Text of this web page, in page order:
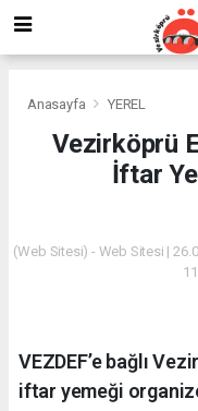
Anasayfa YEREL
Vezirköprü
İftar
(Web Sitesi) - Web Sitesi |
VEZDEF’e bağlı
iftar yemeği